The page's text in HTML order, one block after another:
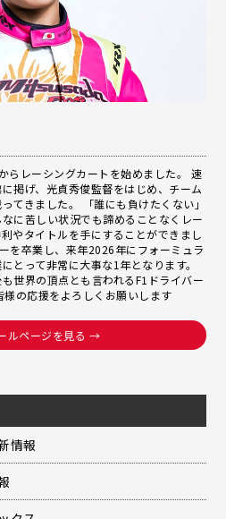
らレーシングカートを始めました。 速
掲げ、光貞秀俊監督をはじめ、チーム
てきました。 「誰にも負けたくない」
に苦しい状況でも諦めることなくレー
やタイトルを手にすることができまし
を卒業し、来年2026年にフォーミュラ
とって非常に大事な1年となります。
世界の頂点とも言われるF1ドライバー
の応援をよろしくお願いします
ルページを見る →
情報